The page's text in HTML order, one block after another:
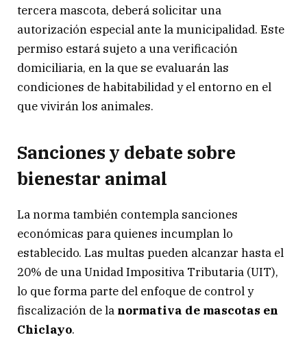
tercera mascota, deberá solicitar una
autorización especial ante la municipalidad. Este
permiso estará sujeto a una verificación
domiciliaria, en la que se evaluarán las
condiciones de habitabilidad y el entorno en el
que vivirán los animales.
Sanciones y debate sobre
bienestar animal
La norma también contempla sanciones
económicas para quienes incumplan lo
establecido. Las multas pueden alcanzar hasta el
20% de una Unidad Impositiva Tributaria (UIT),
lo que forma parte del enfoque de control y
fiscalización de la normativa de mascotas en
Chiclayo.